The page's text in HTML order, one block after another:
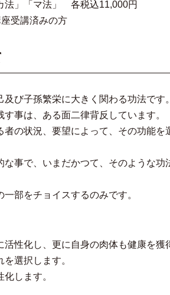
」「マ法」 各税込11,000円
受講済みの方
及び子孫繁栄に大きく関わる功法です。
事は、ある面二律背反しています。
者の状況、要望によって、その功能を
な事で、いまだかつて、そのような功
部をチョイスするのみです。
性化し、更に自身の肉体も健康を獲
選択します。
します。